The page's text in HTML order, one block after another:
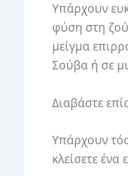
Υπάρχουν
φύση στη
μείγμα
Σούβα ή σε
Διαβάστε
Υπάρχουν
κλείσετε ένα